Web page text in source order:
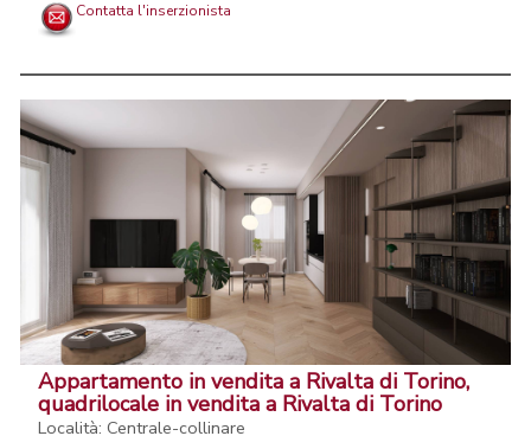
Contatta l'inserzionista
Appartamento in vendita a Rivalta di Torino,
quadrilocale in vendita a Rivalta di Torino
Località: Centrale-collinare